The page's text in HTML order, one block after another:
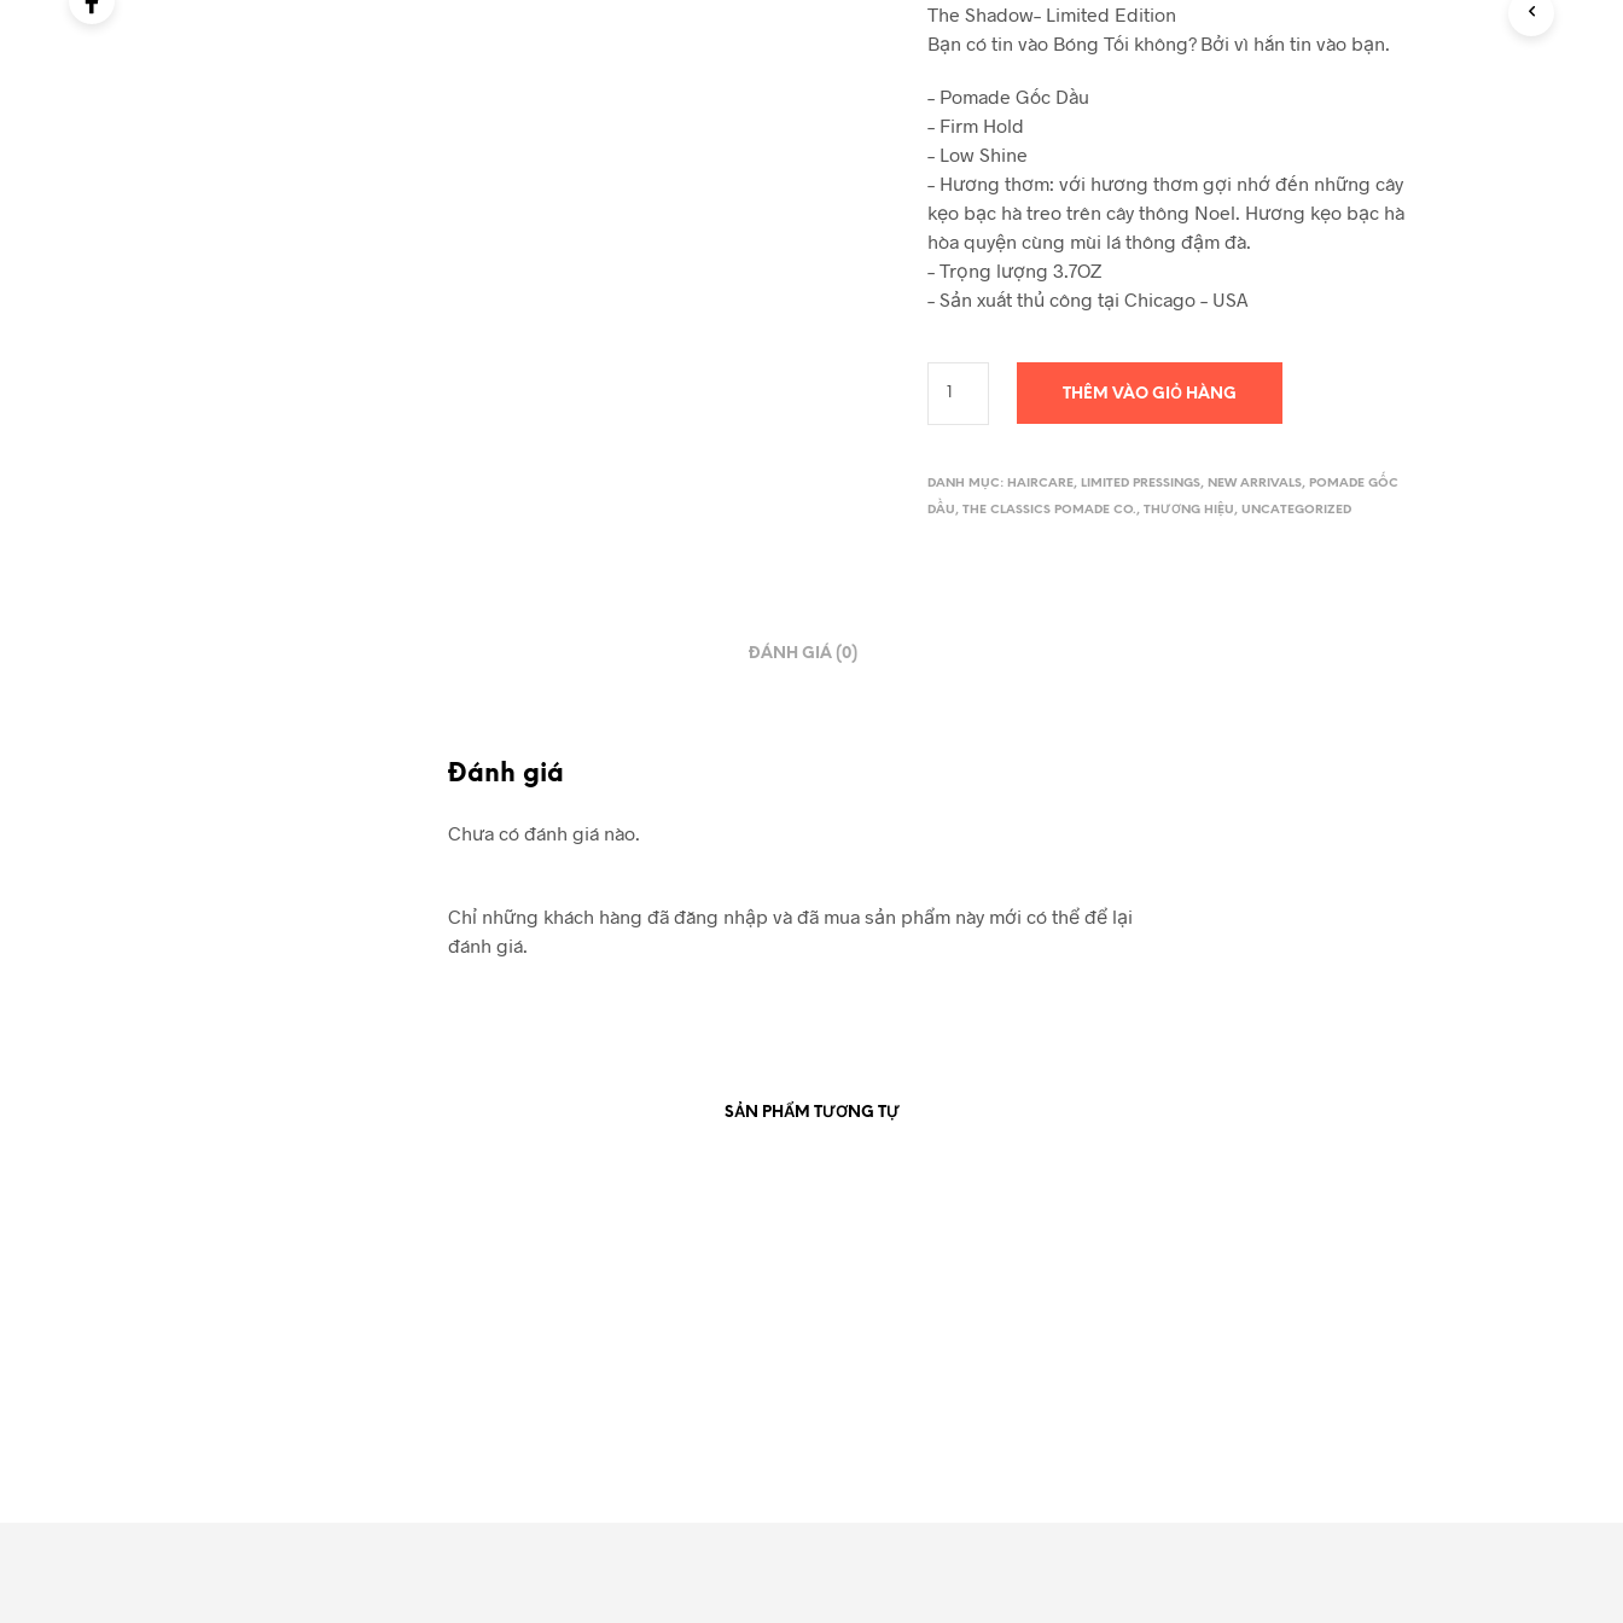
The Shadow– Limited Edition
Bạn có tin vào Bóng Tối không? Bởi vì hắn tin vào bạn.
– Pomade Gốc Dầu
– Firm Hold
– Low Shine
– Hương thơm: với hương thơm gợi nhớ đến những cây
kẹo bạc hà treo trên cây thông Noel. Hương kẹo bạc hà
hòa quyện cùng mùi lá thông đậm đà.
– Trọng lượng 3.7OZ
– Sản xuất thủ công tại Chicago – USA
THÊM VÀO GIỎ HÀNG
DANH MỤC: HAIRCARE, LIMITED PRESSINGS, NEW ARRIVALS, POMADE GỐC
DẦU,THE CLASSICS POMADE CO.,THƯƠNG HIỆU,UNCATEGORIZED
ĐÁNH GIÁ (0)
Đánh giá
Chưa có đánh giá nào.
Chỉ những khách hàng đã đăng nhập và đã mua sản phẩm này mới có thể để lại
đánh giá.
SẢN PHẨM TƯƠNG TỰ